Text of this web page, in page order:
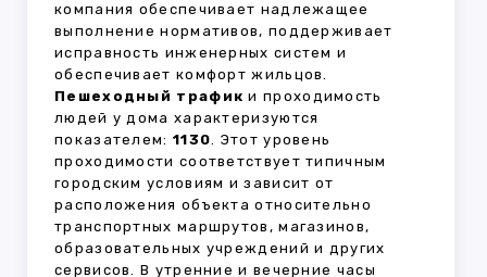
компания обеспечивает надлежащее
выполнение нормативов, поддерживает
исправность инженерных систем и
обеспечивает комфорт жильцов.
Пешеходный трафик и проходимость
людей у дома характеризуются
показателем: 1130. Этот уровень
проходимости соответствует типичным
городским условиям и зависит от
расположения объекта относительно
транспортных маршрутов, магазинов,
образовательных учреждений и других
сервисов. В утренние и вечерние часы